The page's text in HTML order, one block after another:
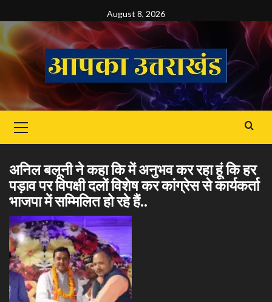
to
content
August 8, 2026
Menu
अनिल बलूनी ने कहा कि में अनुभव कर रहा हूं कि हर
पड़ाव पर विपक्षी दलों विशेष कर कांग्रेस से कार्यकर्ता
भाजपा में सम्मिलित हो रहे हैं..